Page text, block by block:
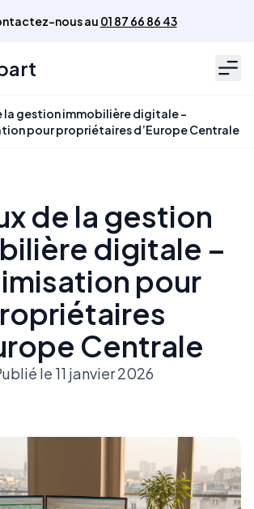
nous au 01 87 66 86 43
la gestion immobilière digitale –
pour propriétaires d’Europe Centrale
de la gestion
digitale –
pour
Centrale
le 11 janvier 2026